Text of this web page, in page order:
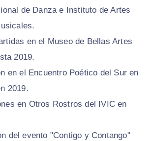
de Danza e Instituto de Artes
en el Museo de Bellas Artes
2019.
en el Encuentro Poético del Sur en
2019.
en Otros Rostros del IVIC en
del evento "Contigo y Contango"